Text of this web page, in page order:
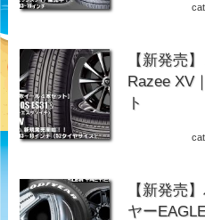
【新発売
Razee XV
ト
【新発売
ヤー